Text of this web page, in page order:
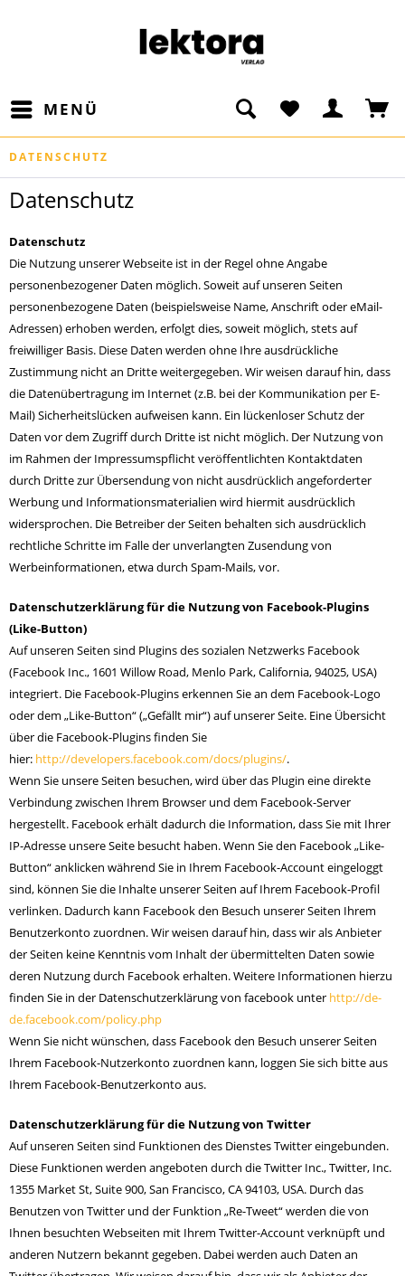
MENÜ
DATENSCHUTZ
Datenschutz
Datenschutz
Die Nutzung unserer Webseite ist in der Regel ohne Angabe
personenbezogener Daten möglich. Soweit auf unseren Seiten
personenbezogene Daten (beispielsweise Name, Anschrift oder eMail-
Adressen) erhoben werden, erfolgt dies, soweit möglich, stets auf
freiwilliger Basis. Diese Daten werden ohne Ihre ausdrückliche
Zustimmung nicht an Dritte weitergegeben. Wir weisen darauf hin, dass
die Datenübertragung im Internet (z.B. bei der Kommunikation per E-
Mail) Sicherheitslücken aufweisen kann. Ein lückenloser Schutz der
Daten vor dem Zugriff durch Dritte ist nicht möglich. Der Nutzung von
im Rahmen der Impressumspflicht veröffentlichten Kontaktdaten
durch Dritte zur Übersendung von nicht ausdrücklich angeforderter
Werbung und Informationsmaterialien wird hiermit ausdrücklich
widersprochen. Die Betreiber der Seiten behalten sich ausdrücklich
rechtliche Schritte im Falle der unverlangten Zusendung von
Werbeinformationen, etwa durch Spam-Mails, vor.
Datenschutzerklärung für die Nutzung von Facebook-Plugins
(Like-Button)
Auf unseren Seiten sind Plugins des sozialen Netzwerks Facebook
(Facebook Inc., 1601 Willow Road, Menlo Park, California, 94025, USA)
integriert. Die Facebook-Plugins erkennen Sie an dem Facebook-Logo
oder dem „Like-Button“ („Gefällt mir“) auf unserer Seite. Eine Übersicht
über die Facebook-Plugins finden Sie
hier: http://developers.facebook.com/docs/plugins/.
Wenn Sie unsere Seiten besuchen, wird über das Plugin eine direkte
Verbindung zwischen Ihrem Browser und dem Facebook-Server
hergestellt. Facebook erhält dadurch die Information, dass Sie mit Ihrer
IP-Adresse unsere Seite besucht haben. Wenn Sie den Facebook „Like-
Button“ anklicken während Sie in Ihrem Facebook-Account eingeloggt
sind, können Sie die Inhalte unserer Seiten auf Ihrem Facebook-Profil
verlinken. Dadurch kann Facebook den Besuch unserer Seiten Ihrem
Benutzerkonto zuordnen. Wir weisen darauf hin, dass wir als Anbieter
der Seiten keine Kenntnis vom Inhalt der übermittelten Daten sowie
deren Nutzung durch Facebook erhalten. Weitere Informationen hierzu
finden Sie in der Datenschutzerklärung von facebook unter http://de-
de.facebook.com/policy.php
Wenn Sie nicht wünschen, dass Facebook den Besuch unserer Seiten
Ihrem Facebook-Nutzerkonto zuordnen kann, loggen Sie sich bitte aus
Ihrem Facebook-Benutzerkonto aus.
Datenschutzerklärung für die Nutzung von Twitter
Auf unseren Seiten sind Funktionen des Dienstes Twitter eingebunden.
Diese Funktionen werden angeboten durch die Twitter Inc., Twitter, Inc.
1355 Market St, Suite 900, San Francisco, CA 94103, USA. Durch das
Benutzen von Twitter und der Funktion „Re-Tweet“ werden die von
Ihnen besuchten Webseiten mit Ihrem Twitter-Account verknüpft und
anderen Nutzern bekannt gegeben. Dabei werden auch Daten an